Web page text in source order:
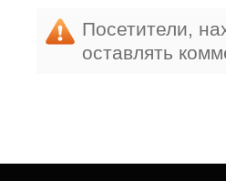
Посетители,
оставлять